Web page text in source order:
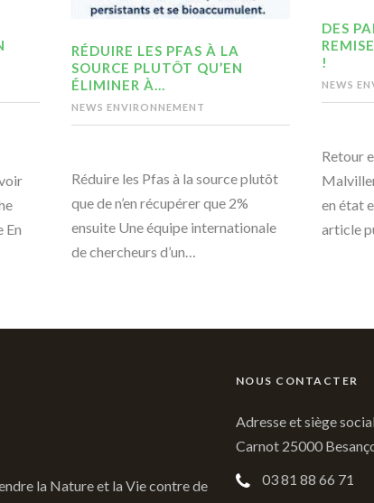
En
RÉDUIRE LES PFAS À LA
SOURCE PLUTÔT QU’EN
ÉLIMINER À…
NEWS ENVIRONNEMENT
Réduire les Pfas à la source plutôt
que de n’en récupérer que 2%
ensuite Une équipe internationale
de chercheurs d’un…
DES
!
NEWS
Retour
en état
article
la Nature et la Vie contre de
NOUS CONTACTER
Adresse et siège
Carnot 25000
03 81 88 66 71